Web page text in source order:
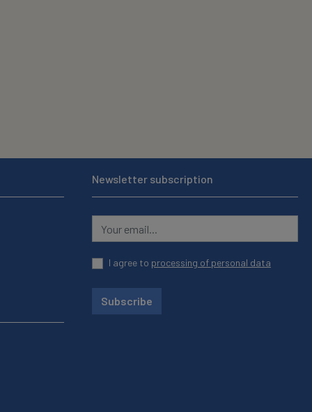
Newsletter subscription
I agree to processing of personal data
Subscribe